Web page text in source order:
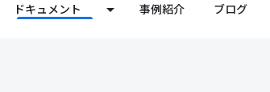
ドキュメント 事例紹介 ブログ